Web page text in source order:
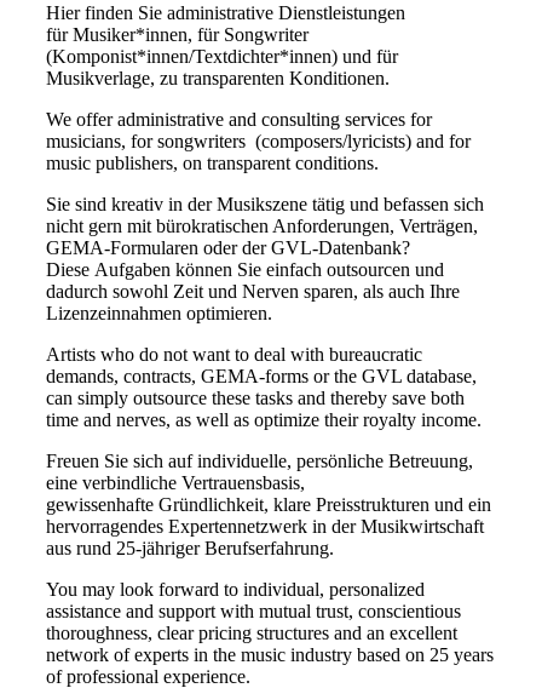
Hier finden Sie administrative Dienstleistungen
für Musiker*innen, für Songwriter
(Komponist*innen/Textdichter*innen) und für
Musikverlage, zu transparenten Konditionen.
We offer administrative and consulting services for
musicians, for songwriters (composers/lyricists) and for
music publishers, on transparent conditions.
Sie sind kreativ in der Musikszene tätig und befassen sich
nicht gern mit bürokratischen Anforderungen, Verträgen,
GEMA-Formularen oder der GVL-Datenbank?
Diese Aufgaben können Sie einfach outsourcen und
dadurch sowohl Zeit und Nerven sparen, als auch Ihre
Lizenzeinnahmen optimieren.
Artists who do not want to deal with bureaucratic
demands, contracts, GEMA-forms or the GVL database,
can simply outsource these tasks and thereby save both
time and nerves, as well as optimize their royalty income.
Freuen Sie sich auf individuelle, persönliche Betreuung,
eine verbindliche Vertrauensbasis,
gewissenhafte Gründlichkeit, klare Preisstrukturen und ein
hervorragendes Expertennetzwerk in der Musikwirtschaft
aus rund 25-jähriger Berufserfahrung.
You may look forward to individual, personalized
assistance and support with mutual trust, conscientious
thoroughness, clear pricing structures and an excellent
network of experts in the music industry based on 25 years
of professional experience.